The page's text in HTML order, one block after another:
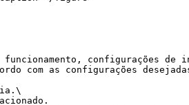
configurações de
com as configurações